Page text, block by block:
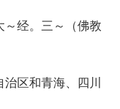
～经。三～（佛教
区和青海、四川